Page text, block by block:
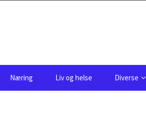
Næring Liv og helse Diverse